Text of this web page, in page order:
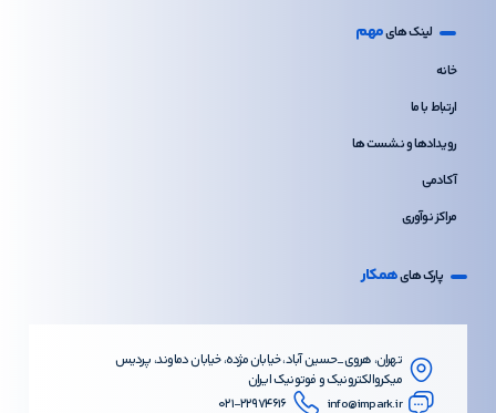
لینک هایمهم
خانه
ارتباط با ما
رویدادها و نشست ها
آکادمی
مراکز نوآوری
پارک هایهمکار
تهران، هروی_حسین آباد، خیابان مژده، خیابان دماوند، پردیس
میکروالکترونیک و فوتونیک ایران
info@impark.ir
۰۲۱-۲۲۹۷۴۶۱۶